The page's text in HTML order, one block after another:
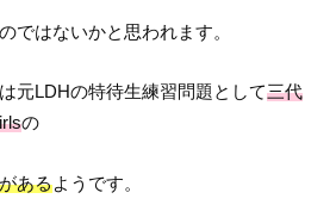
ではないかと思われます。
元LDHの特待生練習問題として三代
の
あるようです。